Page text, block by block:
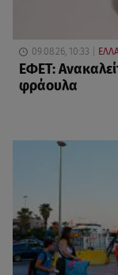
09.08.26, 10:33
ΕΦΕΤ:
φράουλα